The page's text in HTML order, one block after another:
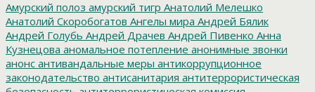
Амурский полоз амурский тигр Анатолий Мелешко
Анатолий Скоробогатов Ангелы мира Андрей Бялик
Андрей Голубь Андрей Драчев Андрей Пивенко Анна
Кузнецова аномальное потепление анонимные звонки
анонс антивандальные меры антикоррупционное
законодательство антисанитария антитеррористическая